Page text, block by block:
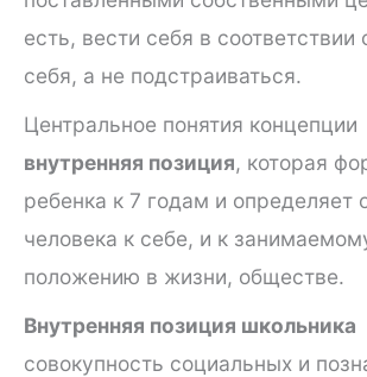
есть, вести себя в
себя, а не подстраиваться.
Центральное понятия
внутренняя позиция, которая
ребенка к 7 годам и определяет
человека к себе, и к
положению в жизни, обществе.
Внутренняя позиция школьника
совокупность социальных и